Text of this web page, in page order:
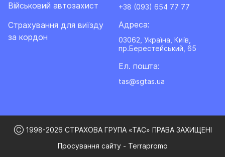
Військовий автозахист
Cтрахування для виїзду
за кордон
+38 (093) 654 77 77
Адреса:
03062, Україна, Київ,
пр.Берестейський, 65
Ел. пошта:
tas@sgtas.ua
Ⓒ 1998-2026 СТРАХОВА ГРУПА «ТАС» ПРАВА ЗАХИЩЕНІ
Просування сайту - Terrapromo